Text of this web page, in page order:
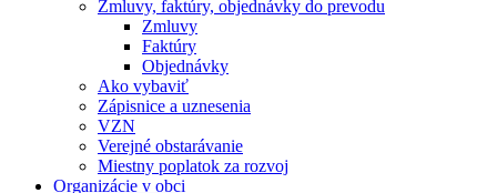
Zmluvy, faktúry, objednávky do prevodu
Zmluvy
Faktúry
Objednávky
Ako vybaviť
Zápisnice a uznesenia
VZN
Verejné obstarávanie
Miestny poplatok za rozvoj
Organizácie v obci